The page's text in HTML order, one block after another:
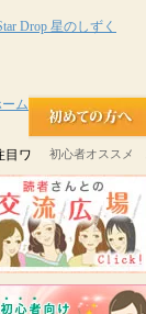
初心者オススメ